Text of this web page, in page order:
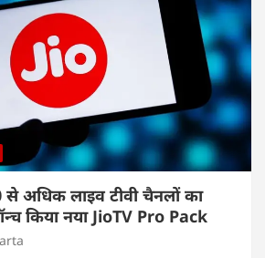
से अधिक लाइव टीवी चैनलों का
किया नया JioTV Pro Pack